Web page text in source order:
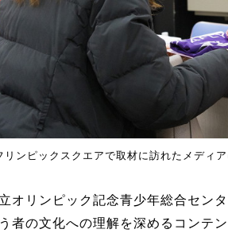
リンピックスクエアで取材に訪れたメディ
オリンピック記念青少年総合セン
者の文化への理解を深めるコンテ